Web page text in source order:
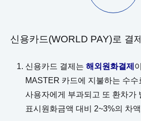
신용카드(WORLD PAY)로 결
신용카드 결제는 해외원화결제
MASTER 카드에 지불하는 수
사용자에게 부과되고 또 환차가
표시원화금액 대비 2~3%의 차